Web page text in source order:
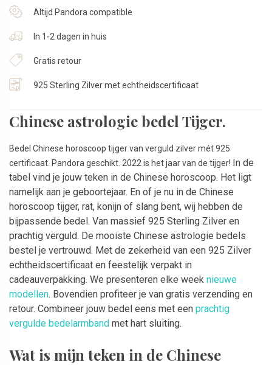
|
925
Sterling
Zilver
aantal
Altijd Pandora compatible
In 1-2 dagen in huis
Gratis retour
925 Sterling Zilver met echtheidscertificaat
Chinese astrologie bedel Tijger.
Bedel Chinese horoscoop tijger van verguld zilver mét 925
certificaat. Pandora geschikt. 2022 is het jaar van de tijger! In de
tabel vind je jouw teken in de Chinese horoscoop. Het ligt
namelijk aan je geboortejaar. En of je nu in de Chinese
horoscoop tijger, rat, konijn of slang bent, wij hebben de
bijpassende bedel. Van massief 925 Sterling Zilver en
prachtig verguld. De mooiste Chinese astrologie bedels
bestel je vertrouwd. Met de zekerheid van een 925 Zilver
echtheidscertificaat en feestelijk verpakt in
cadeauverpakking. We presenteren elke week nieuwe
modellen. Bovendien profiteer je van gratis verzending en
retour. Combineer jouw bedel eens met een prachtig
vergulde bedelarmband met hart sluiting.
Wat is mijn teken in de Chinese